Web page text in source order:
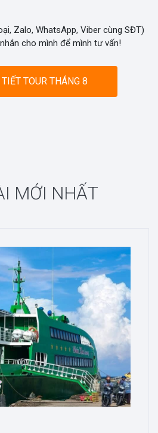
Zalo, WhatsApp, Viber cùng SĐT)
cho mình để mình tư vấn!
TOUR THÁNG 8
MỚI NHẤT